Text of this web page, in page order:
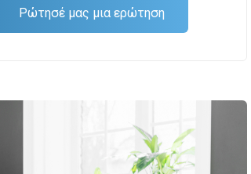
Ρώτησέ μας μια ερώτηση